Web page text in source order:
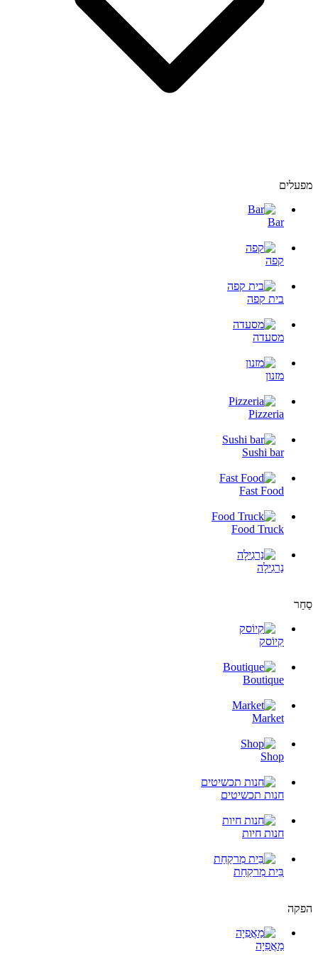
מפעלים
Bar
קפה
בית קפה
מסעדה
מזנון
Pizzeria
Sushi bar
Fast Food
Food Truck
נַרגִילָה
סַחַר
קִיוֹסק
Boutique
Market
Shop
חנות תכשיטים
חנות חיות
בֵּית מִרקַחַת
הפקה
מַאֲפִיָה